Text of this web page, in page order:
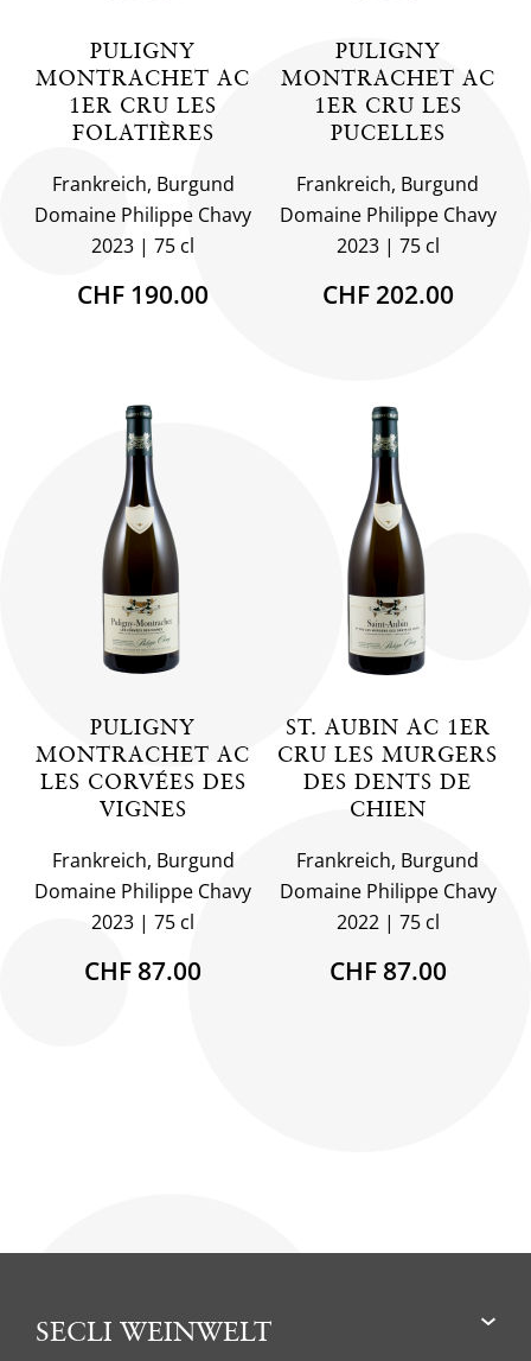
PULIGNY
MONTRACHET AC
1ER CRU LES
FOLATIÈRES
Frankreich, Burgund
Domaine Philippe Chavy
2023
75 cl
CHF 190.00
PULIGNY
MONTRACHET AC
1ER CRU LES
PUCELLES
Frankreich, Burgund
Domaine Philippe Chavy
2023
75 cl
CHF 202.00
PULIGNY
MONTRACHET AC
LES CORVÉES DES
VIGNES
Frankreich, Burgund
Domaine Philippe Chavy
2023
75 cl
CHF 87.00
ST. AUBIN AC 1ER
CRU LES MURGERS
DES DENTS DE
CHIEN
Frankreich, Burgund
Domaine Philippe Chavy
2022
75 cl
CHF 87.00
SECLI WEINWELT